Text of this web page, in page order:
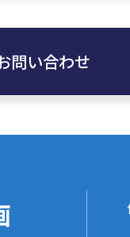
い合わせ